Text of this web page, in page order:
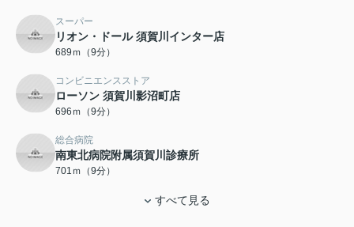
スーパー
リオン・ドール 須賀川インター店
689ｍ（9分）
コンビニエンスストア
ローソン 須賀川影沼町店
696ｍ（9分）
総合病院
南東北病院附属須賀川診療所
701ｍ（9分）
すべて見る